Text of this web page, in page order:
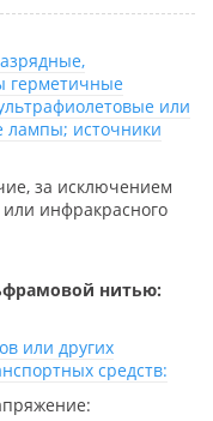
герметичные
или
лампы; источники
за исключением
инфракрасного
нитью:
или других
средств: